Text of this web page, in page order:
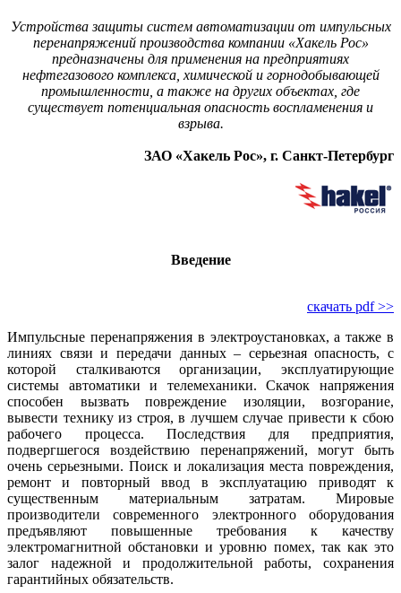
Устройства защиты систем автоматизации от импульсных
перенапряжений производства компании «Хакель Рос»
предназначены для применения на предприятиях
нефтегазового комплекса, химической и горнодобывающей
промышленности, а также на других объектах, где
существует потенциальная опасность воспламенения и
взрыва.
ЗАО «Хакель Рос», г. Санкт-Петербург
Введение
скачать pdf >>
Импульсные перенапряжения в электроустановках, а также в
линиях связи и передачи данных – серьезная опасность, с
которой сталкиваются организации, эксплуатирующие
системы автоматики и телемеханики. Скачок напряжения
способен вызвать повреждение изоляции, возгорание,
вывести технику из строя, в лучшем случае привести к сбою
рабочего процесса. Последствия для предприятия,
подвергшегося воздействию перенапряжений, могут быть
очень серьезными. Поиск и локализация места повреждения,
ремонт и повторный ввод в эксплуатацию приводят к
существенным материальным затратам. Мировые
производители современного электронного оборудования
предъявляют повышенные требования к качеству
электромагнитной обстановки и уровню помех, так как это
залог надежной и продолжительной работы, сохранения
гарантийных обязательств.